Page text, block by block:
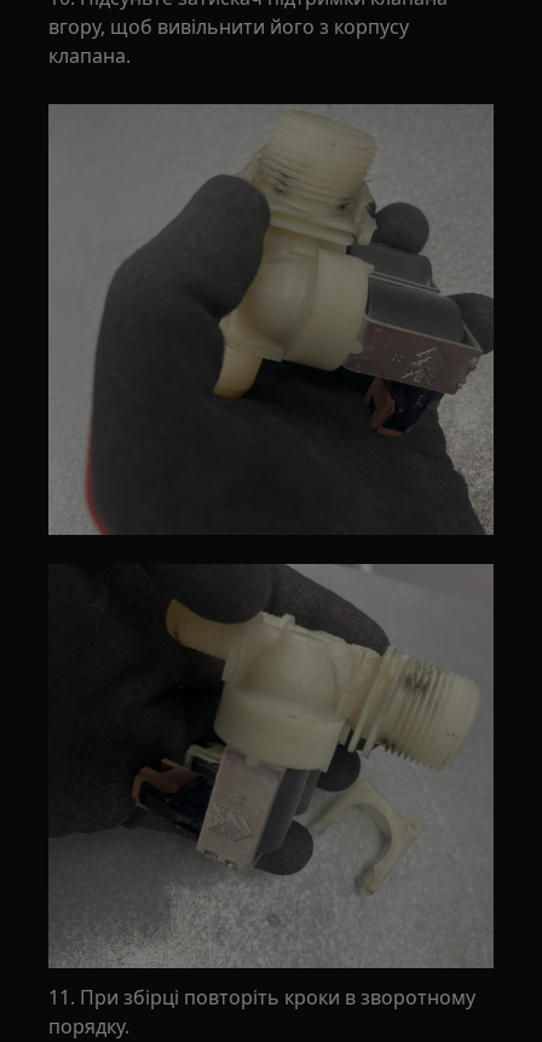
вгору, щоб вивільнити його з корпусу
клапана.
11. При збірці повторіть кроки в зворотному
порядку.